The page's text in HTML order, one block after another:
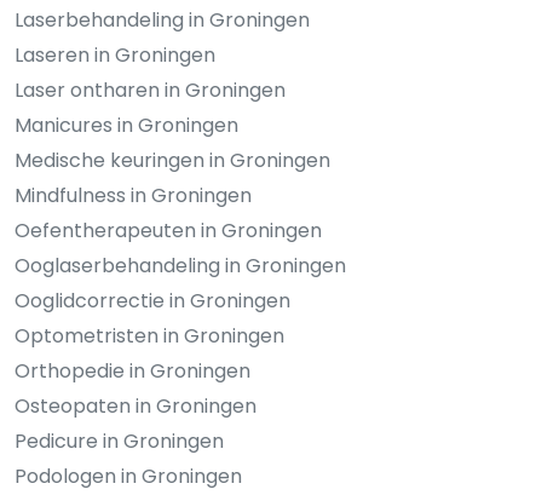
Laserbehandeling in Groningen
Laseren in Groningen
Laser ontharen in Groningen
Manicures in Groningen
Medische keuringen in Groningen
Mindfulness in Groningen
Oefentherapeuten in Groningen
Ooglaserbehandeling in Groningen
Ooglidcorrectie in Groningen
Optometristen in Groningen
Orthopedie in Groningen
Osteopaten in Groningen
Pedicure in Groningen
Podologen in Groningen